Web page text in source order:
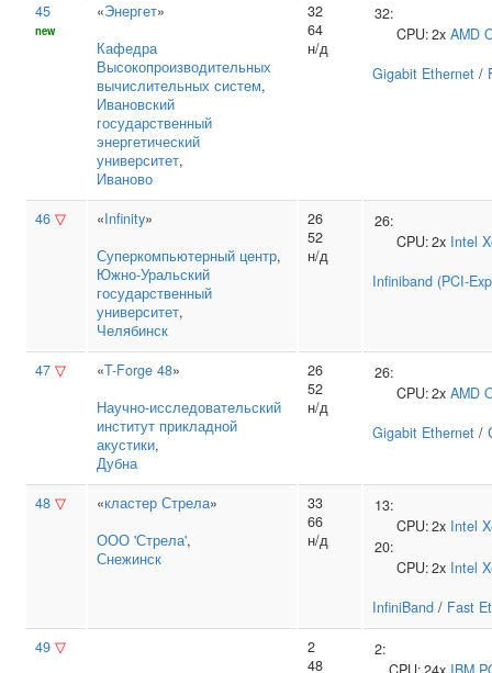
45
new
«Энергет»
Кафедра
Высокопроизводительных
вычислительных систем,
Ивановский
государственный
энергетический
университет,
Иваново
32
64
н/д
32:
CPU:2x AMD
Gigabit Ethernet /
46 ▽ «Infinity»
Суперкомпьютерный центр,
Южно‑Уральский
государственный
университет,
Челябинск
26
52
н/д
26:
CPU:2x Intel
Infiniband (PCI-
47 ▽ «T-Forge 48»
Научно‑исследовательский
институт прикладной
акустики,
Дубна
26
52
н/д
26:
CPU:2x AMD
Gigabit Ethernet /
48 ▽ «кластер Стрела»
ООО 'Стрела',
Снежинск
33
66
н/д
13:
CPU:2x Intel
20:
CPU:2x Intel
InfiniBand / Fast
49 ▽
2
48
2: